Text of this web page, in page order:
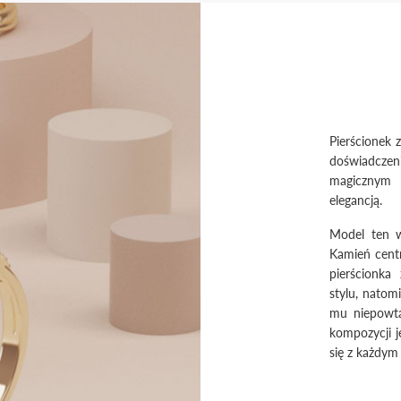
Pierścionek
elegancją.
Model ten
Kamień
stylu,
mu
kompozycji
się z